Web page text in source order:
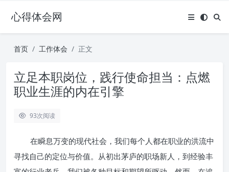
心得体会网
首页 工作体会 正文
立足本职岗位，践行使命担当：点燃
职业生涯的内在引擎
93次阅读
在瞬息万变的现代社会，我们每个人都在职业的洪流中
寻找自己的定位与价值。从初出茅庐的职场新人，到经验丰